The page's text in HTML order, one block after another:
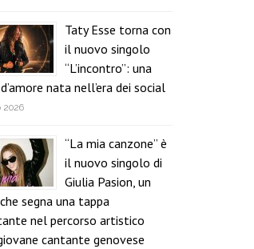
Taty Esse torna con
il nuovo singolo
“L’incontro”: una
nata nell’era dei social
2026
“La mia canzone” è
il nuovo singolo di
Giulia Pasion, un
segna una tappa
nel percorso artistico
cantante genovese